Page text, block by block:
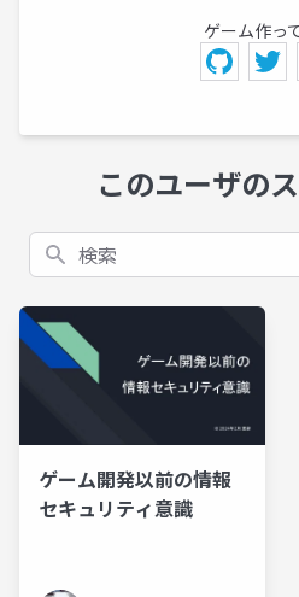
ゲーム作っ
このユーザの
検索
ゲーム開発以前の情報
セキュリティ意識